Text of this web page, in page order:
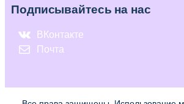
Подписывайтесь на нас
ВКонтакте
Почта